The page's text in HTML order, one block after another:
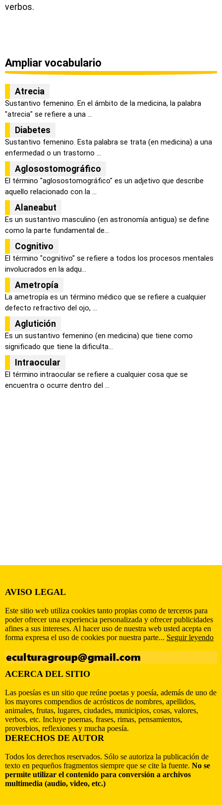
verbos.
Ampliar vocabulario
Atrecia
Sustantivo femenino. En el ámbito de la medicina, la palabra
"atrecia" se refiere a una ...
Diabetes
Sustantivo femenino. Esta palabra se trata (en medicina) a una
enfermedad o un trastorno ...
Aglosostomográfico
El término "aglosostomográfico" es un adjetivo que describe
aquello relacionado con la ...
Alaneabut
Es un sustantivo masculino (en astronomía antigua) se define
como la parte fundamental de...
Cognitivo
El término "cognitivo" se refiere a todos los procesos mentales
involucrados en la adqu...
Ametropía
La ametropía es un término médico que se refiere a cualquier
defecto refractivo del ojo, ...
Aglutición
Es un sustantivo femenino (en medicina) que tiene como
significado que tiene la dificulta...
Intraocular
El término intraocular se refiere a cualquier cosa que se
encuentra o ocurre dentro del ...
AVISO LEGAL
Este sitio web utiliza cookies tanto propias como de terceros para
poder ofrecer una experiencia personalizada y ofrecer publicidades
afines a sus intereses. Al hacer uso de nuestra web usted acepta en
forma expresa el uso de cookies por nuestra parte... Seguir leyendo
ACERCA DEL SITIO
Las poesías es un sitio que reúne poetas y poesía, además de uno de
los mayores compendios de acrósticos de nombres, apellidos,
animales, frutas, lugares, ciudades, municipios, cosas, valores,
verbos, etc. Incluye poemas, frases, rimas, pensamientos,
proverbios, reflexiones y mucha poesía.
DERECHOS DE AUTOR
Todos los derechos reservados. Sólo se autoriza la publicación de
texto en pequeños fragmentos siempre que se cite la fuente. No se
permite utilizar el contenido para conversión a archivos
multimedia (audio, video, etc.)